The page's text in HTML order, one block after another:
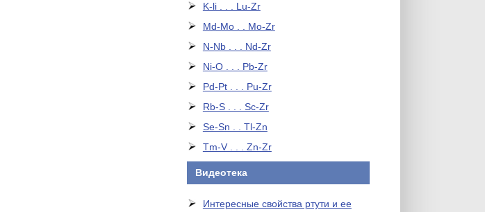
K-li . . . Lu-Zr
Md-Mo . . Mo-Zr
N-Nb . . . Nd-Zr
Ni-O . . . Pb-Zr
Pd-Pt . . . Pu-Zr
Rb-S . . . Sc-Zr
Se-Sn . . Tl-Zn
Tm-V . . . Zn-Zr
Видеотека
Интересные свойства ртути и ее